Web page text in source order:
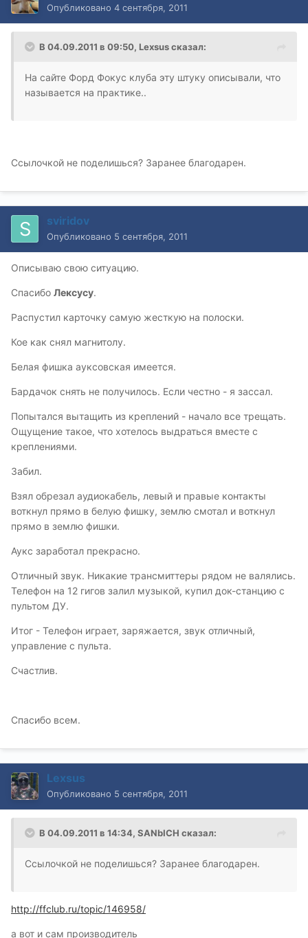
Опубликовано 4 сентября, 2011
В 04.09.2011 в 09:50, Lexsus сказал:
На сайте Форд Фокус клуба эту штуку описывали, что
называется на практике..
Ссылочкой не поделишься? Заранее благодарен.
sviridov
Опубликовано 5 сентября, 2011
Описываю свою ситуацию.
Спасибо Лексусу.
Распустил карточку самую жесткую на полоски.
Кое как снял магнитолу.
Белая фишка ауксовская имеется.
Бардачок снять не получилось. Если честно - я зассал.
Попытался вытащить из креплений - начало все трещать.
Ощущение такое, что хотелось выдраться вместе с
креплениями.
Забил.
Взял обрезал аудиокабель, левый и правые контакты
воткнул прямо в белую фишку, землю смотал и воткнул
прямо в землю фишки.
Аукс заработал прекрасно.
Отличный звук. Никакие трансмиттеры рядом не валялись.
Телефон на 12 гигов залил музыкой, купил док-станцию с
пультом ДУ.
Итог - Телефон играет, заряжается, звук отличный,
управление с пульта.
Счастлив.
Спасибо всем.
Lexsus
Опубликовано 5 сентября, 2011
В 04.09.2011 в 14:34, SANbICH сказал:
Ссылочкой не поделишься? Заранее благодарен.
http://ffclub.ru/topic/146958/
а вот и сам производитель